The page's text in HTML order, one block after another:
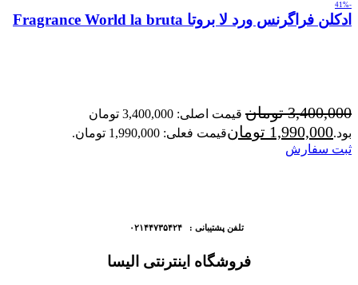
-41%
ادکلن فراگرنس ورد لا بروتا Fragrance World la bruta
3,400,000 تومان
قیمت اصلی: 3,400,000 تومان
بود.1,990,000 تومانقیمت فعلی: 1,990,000 تومان.
ثبت سفارش
تلفن پشتیبانی : ۰۲۱۴۴۷۳۵۴۲۴
فروشگاه اینترنتی الیسا